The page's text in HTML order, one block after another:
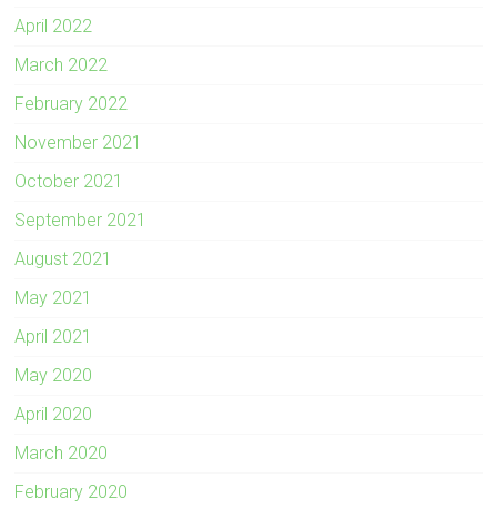
April 2022
March 2022
February 2022
November 2021
October 2021
September 2021
August 2021
May 2021
April 2021
May 2020
April 2020
March 2020
February 2020